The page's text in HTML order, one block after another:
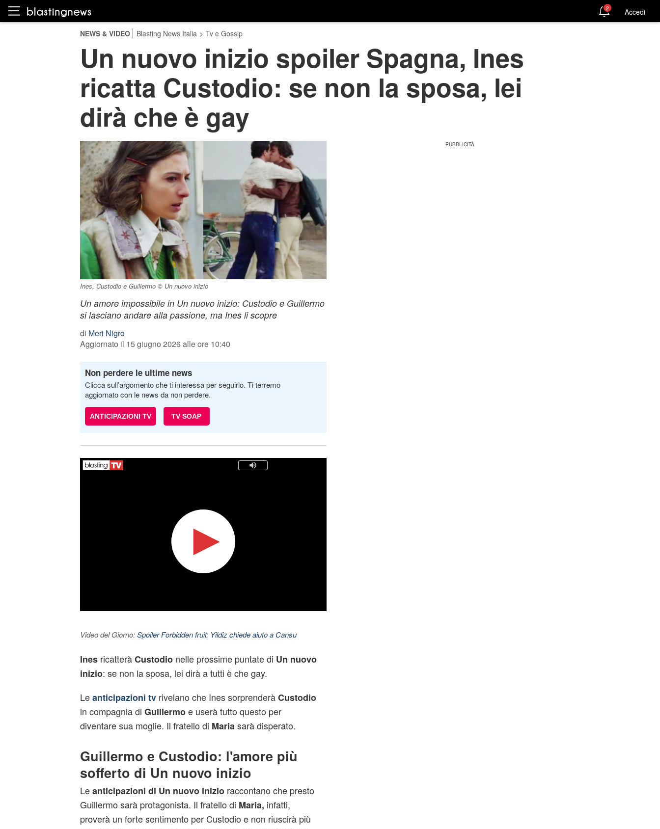
2 Accedi
NEWS & VIDEO Blasting News Italia > Tv e Gossip
Un nuovo inizio spoiler Spagna, Ines
ricatta Custodio: se non la sposa, lei
dirà che è gay
Ines, Custodio e Guillermo © Un nuovo inizio
Un amore impossibile in Un nuovo inizio: Custodio e Guillermo
si lasciano andare alla passione, ma Ines li scopre
di Meri Nigro
Aggiornato il 15 giugno 2026 alle ore 10:40
Non perdere le ultime news
Clicca sull’argomento che ti interessa per seguirlo. Ti terremo
aggiornato con le news da non perdere.
ANTICIPAZIONI TV TV SOAP
Video del Giorno:Spoiler Forbidden fruit: Yildiz chiede aiuto a Cansu
InesricatteràCustodionelle prossime puntate di Un nuovo
inizio: se non la sposa, lei dirà a tutti è che gay.
Leanticipazioni tvrivelano che Ines sorprenderàCustodio
in compagnia di Guillermoe userà tutto questo per
diventare sua moglie. Il fratello di Maria sarà disperato.
Guillermo e Custodio: l'amore più
sofferto di Un nuovo inizio
Leanticipazioni di Un nuovo inizioraccontano che presto
Guillermo sarà protagonista. Il fratello di Maria, infatti,
proverà un forte sentimento per Custodio e non riuscirà più